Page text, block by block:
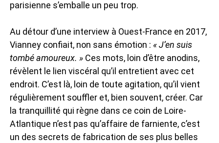
parisienne s’emballe un peu trop.
Au détour d’une interview à Ouest-France en 2017,
Vianney confiait, non sans émotion : « J’en suis
tombé amoureux. » Ces mots, loin d’être anodins,
révèlent le lien viscéral qu’il entretient avec cet
endroit. C’est là, loin de toute agitation, qu’il vient
régulièrement souffler et, bien souvent, créer. Car
la tranquillité qui règne dans ce coin de Loire-
Atlantique n’est pas qu’affaire de farniente, c’est
un des secrets de fabrication de ses plus belles